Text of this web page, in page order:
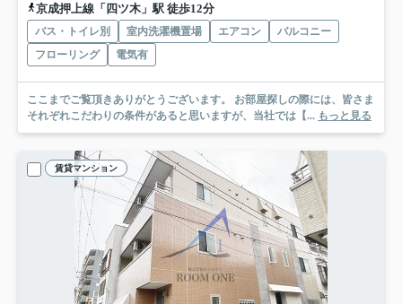
京成押上線「四ツ木」駅 徒歩12分
バス・トイレ別 室内洗濯機置場 エアコン
バルコニー
フローリング
電気有
ここまでご覧頂きありがとうございます。 お部屋探しの際には、皆さま
それぞれこだわりの条件があると思いますが、当社では【... もっと見る
賃貸マンション